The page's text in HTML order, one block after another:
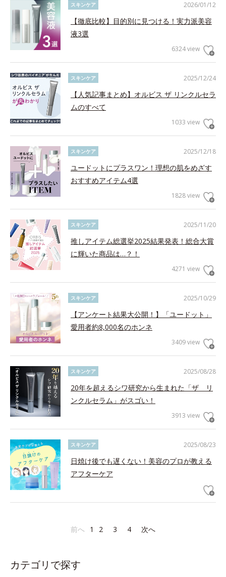
2026/01/12
スキンケア
【徹底比較】目的別に見つける！実力派美容
液3選
6324 view
2025/12/24
スキンケア
【人気記事まとめ】オルビス ザ リンクルセラ
ムのすべて
1033 view
2025/12/18
スキンケア
ユードットにプラスワン！理想の肌をめざす
おすすめアイテム4選
1828 view
2025/11/20
スキンケア
推しアイテム総選挙2025結果発表！総合大賞
に輝いた商品は…？！
4271 view
2025/10/29
スキンケア
【アンケート結果大公開！】「ユードット」
愛用者約8,000名のホンネ
3409 view
2025/08/28
スキンケア
20年を超えるシワ研究から生まれた「ザ リ
ンクルセラム」がスゴい！
3913 view
2025/08/23
スキンケア
日焼け後でも遅くない！美容のプロが教える
アフターケア
前へ 1 2 3 4 次へ
カテゴリで探す